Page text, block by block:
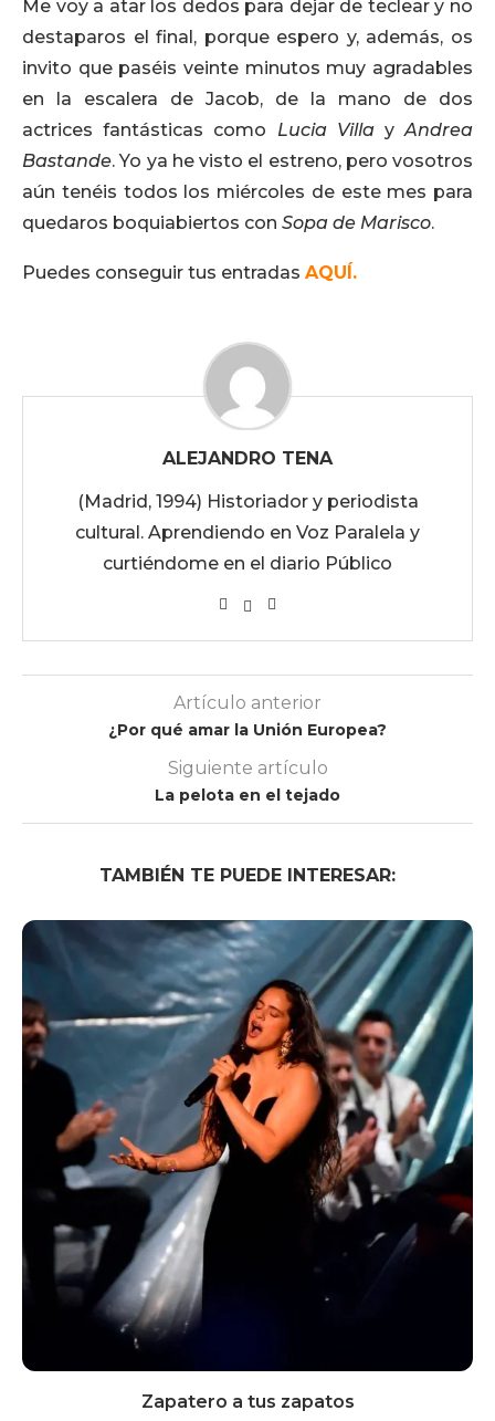
Me voy a atar los dedos para dejar de teclear y no
destaparos el final, porque espero y, además, os
invito que paséis veinte minutos muy agradables
en la escalera de Jacob, de la mano de dos
actrices fantásticas como Lucia VillayAndrea
Bastande. Yo ya he visto el estreno, pero vosotros
aún tenéis todos los miércoles de este mes para
quedaros boquiabiertos con Sopa de Marisco.
Puedes conseguir tus entradas AQUÍ.
ALEJANDRO TENA
(Madrid, 1994) Historiador y periodista
cultural. Aprendiendo en Voz Paralela y
curtiéndome en el diario Público
Artículo anterior
¿Por qué amar la Unión Europea?
Siguiente artículo
La pelota en el tejado
TAMBIÉN TE PUEDE INTERESAR:
Zapatero a tus zapatos